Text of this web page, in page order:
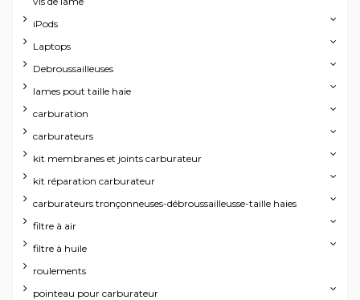
iPods
Laptops
Debroussailleuses
lames pout taille haie
carburation
carburateurs
kit membranes et joints carburateur
kit réparation carburateur
carburateurs tronçonneuses-débroussailleusse-taille haies
filtre à air
filtre à huile
roulements
pointeau pour carburateur